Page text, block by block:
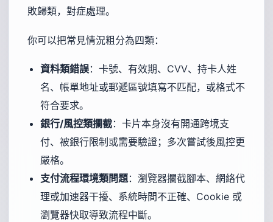
敗歸類，對症處理。
你可以把常見情況粗分為四類：
資料類錯誤：卡號、有效期、CVV、持卡人姓
名、帳單地址或郵遞區號填寫不匹配，或格式不
符合要求。
銀行/風控類攔截：卡片本身沒有開通跨境支
付、被銀行限制或需要驗證；多次嘗試後風控更
嚴格。
支付流程環境類問題：瀏覽器攔截腳本、網絡代
理或加速器干擾、系統時間不正確、Cookie 或
瀏覽器快取導致流程中斷。